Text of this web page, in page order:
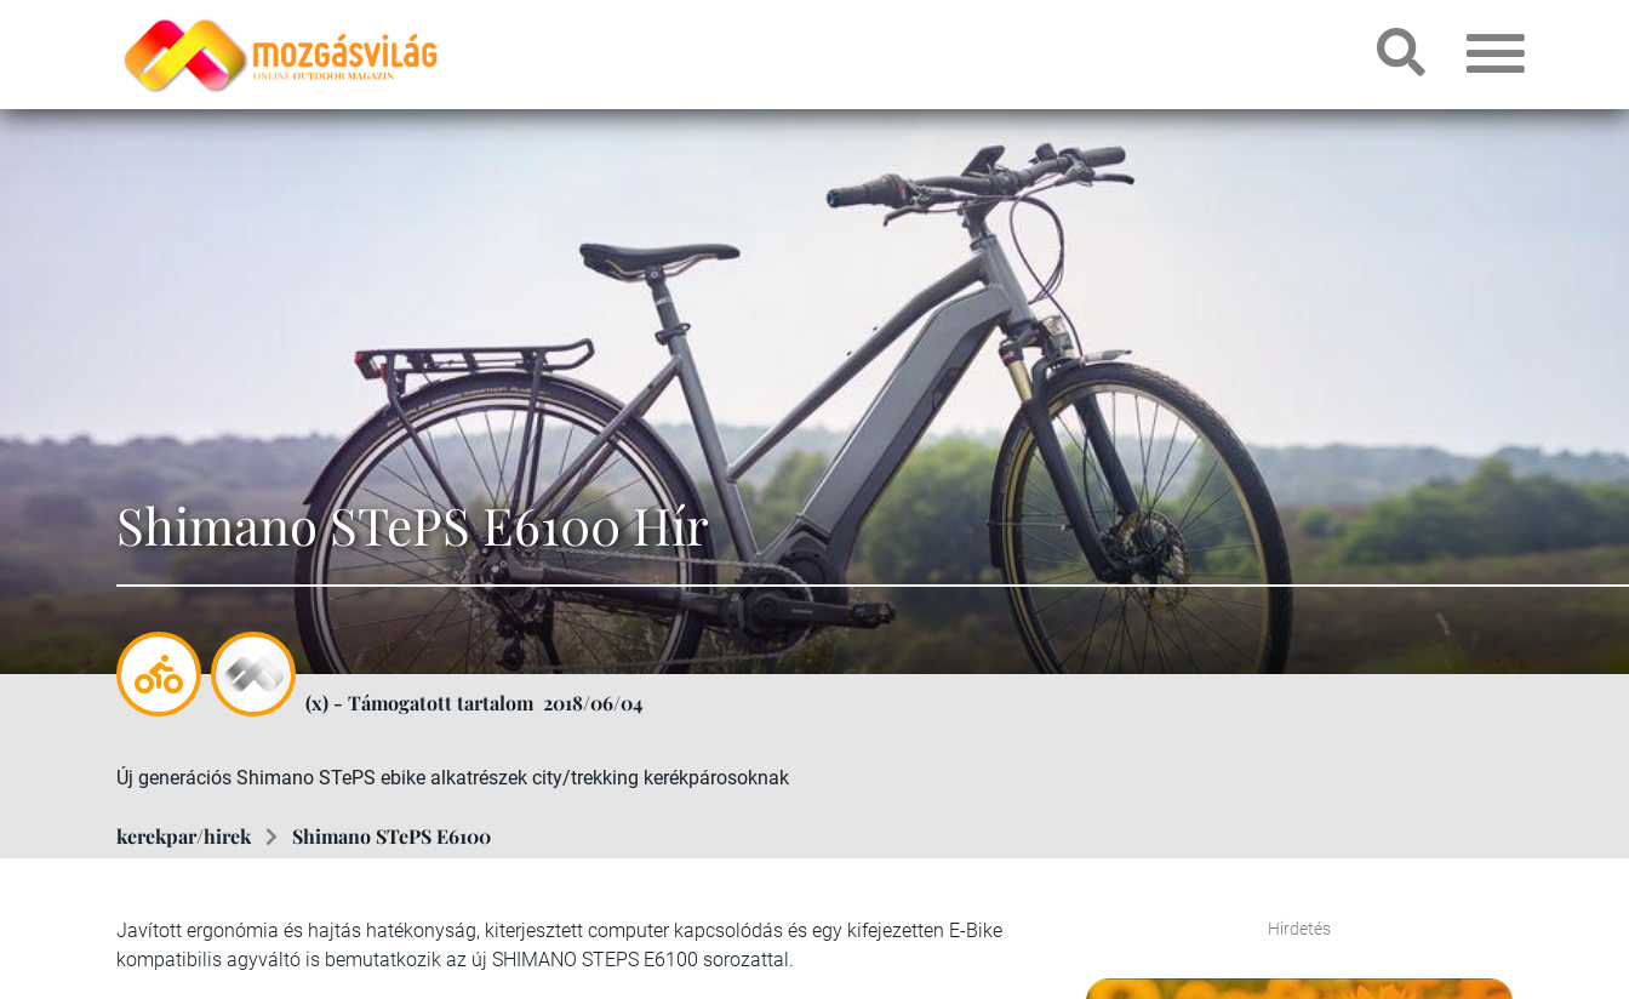
Shimano STePS E6100 Hír
(x) - Támogatott tartalom 2018/06/04
Új generációs Shimano STePS ebike alkatrészek city/trekking kerékpárosoknak
kerekpar/hirek Shimano STePS E6100
Javított ergonómia és hajtás hatékonyság, kiterjesztett computer kapcsolódás és egy kifejezetten E-Bike
kompatibilis agyváltó is bemutatkozik az új SHIMANO STEPS E6100 sorozattal.
Hirdetés